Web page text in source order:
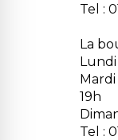
Tel :
La
Lundi
Mardi
19h
Tel :